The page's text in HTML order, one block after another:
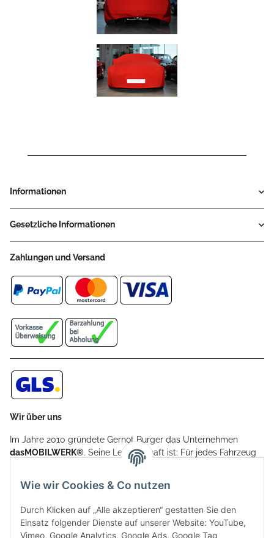
Informationen
Gesetzliche Informationen
Zahlungen und Versand
Wir über uns
Im Jahre 2010 gründete Gernot Burger das Unternehmen
dasMOBILWERK®. Seine Leidenschaft ist: Für jedes Fahrzeug
ein Car Cover anzubieten - passgenau und individuell.
Aufgrund der vielen positiven Kundenrückmeldungen kamen
weitere Produkte, wie Reifenschuhe, Hardtopständer hinzu.
Seine Reifenschoner werden in Deutschland produziert und
sind mit hochwertigen Techniken und Materialien gefertigt.
Wie wir Cookies & Co nutzen
Durch Klicken auf „Alle akzeptieren“ gestatten Sie den
Einsatz folgender Dienste auf unserer Website: YouTube,
Vimeo, Google Analytics, Google Ads, Google Tag